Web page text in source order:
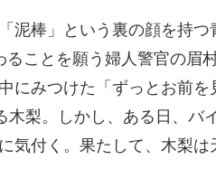
泥棒」という裏の顔を持
ことを願う婦人警官の眉
にみつけた「ずっとお前を
木梨。しかし、ある日、バ
気付く。果たして、木梨は